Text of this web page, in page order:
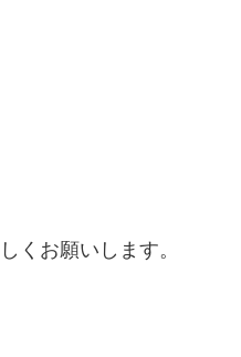
くお願いします。